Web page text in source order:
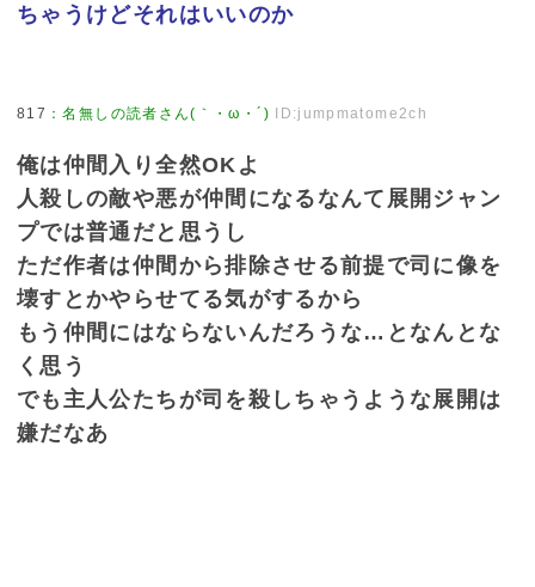
ちゃうけどそれはいいのか
817 ：名無しの読者さん(｀・ω・´) ID:jumpmatome2ch
俺は仲間入り全然OKよ
人殺しの敵や悪が仲間になるなんて展開ジャン
プでは普通だと思うし
ただ作者は仲間から排除させる前提で司に像を
壊すとかやらせてる気がするから
もう仲間にはならないんだろうな…となんとな
く思う
でも主人公たちが司を殺しちゃうような展開は
嫌だなあ